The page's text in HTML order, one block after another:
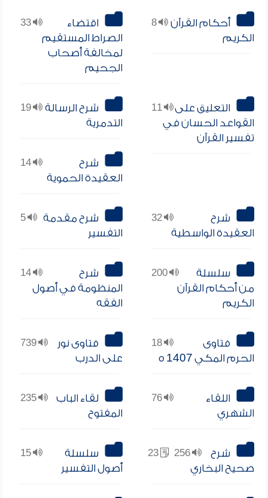
8
أحكام القرآن
الكريم
33
اقتضاء
الصراط المستقيم
لمخالفة أصحاب
الجحيم
11
التعليق على
القواعد الحسان في
تفسير القرآن
19
شرح الرسالة
التدمرية
14
شرح
العقيدة الحموية
32
شرح
العقيدة الواسطية
5
شرح مقدمة
التفسير
200
سلسلة
من أحكام القرآن
الكريم
14
شرح
المنظومة في أصول
الفقه
18
فتاوى
الحرم المكي 1407 ه
739
فتاوى نور
على الدرب
76
اللقاء
الشهري
235
لقاء الباب
المفتوح
256
شرح
صحيح البخاري
15
سلسلة
أصول التفسير